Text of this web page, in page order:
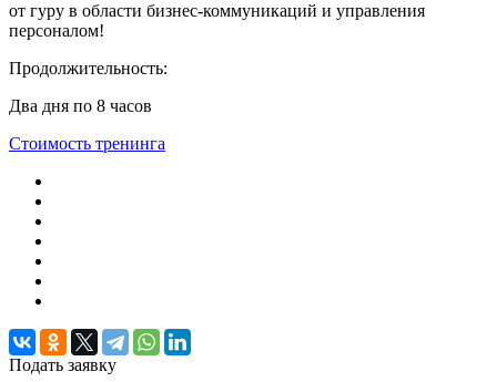
от гуру в области бизнес-коммуникаций и управления
персоналом!
Продолжительность:
Два дня по 8 часов
Стоимость тренинга
Подать заявку